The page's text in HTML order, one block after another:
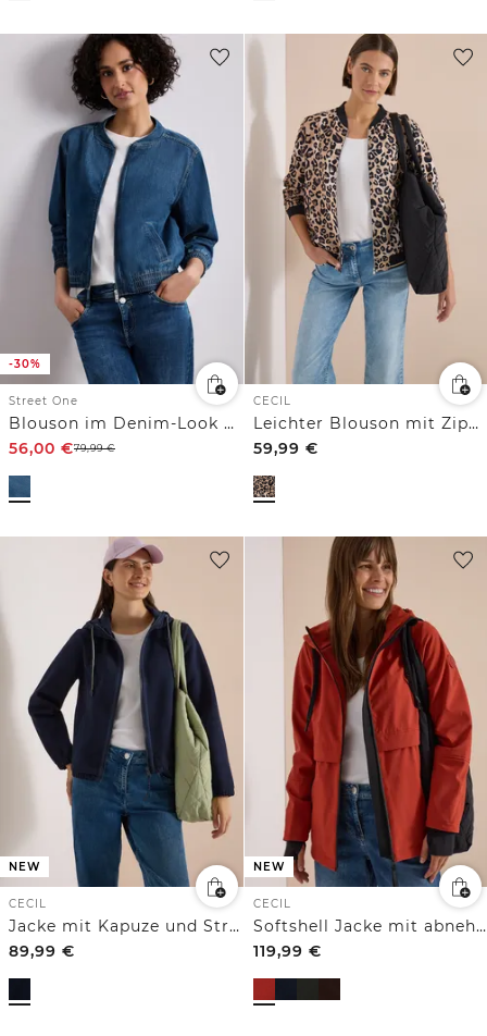
-30%
Street One
Blouson im Denim-Look mit Zipper
56,00 €79,99€
CECIL
Leichter Blouson mit Zipper und Leo-Print
59,99 €
NEW
CECIL
Jacke mit Kapuze und Strukturmix
89,99 €
NEW
CECIL
Softshell Jacke mit abnehmbarer Kapuze
119,99 €